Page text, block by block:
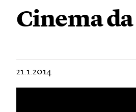
Cinema
21.1.2014